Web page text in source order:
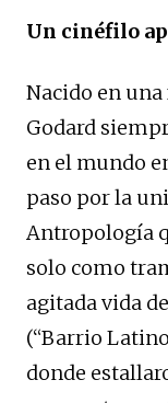
Un cinéfilo
Nacido en una
Godard
en el mundo
paso por la
Antropología
solo como
agitada vida
(“Barrio
donde